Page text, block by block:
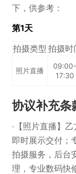
下，供参考：
第1天
拍摄类型 拍摄时
照片直播
09:00-
17:30
协议补充条
【照片直播】
即时展示交付；
拍摄服务，后台
理，专业数码快